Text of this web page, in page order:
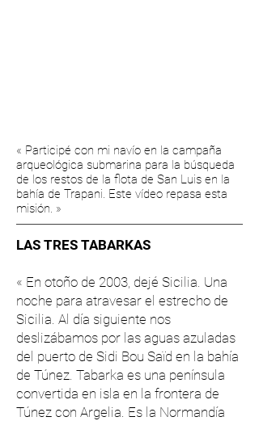
« Participé con mi navío en la campaña
arqueológica submarina para la búsqueda
de los restos de la flota de San Luis en la
bahía de Trapani. Este vídeo repasa esta
misión. »
LAS TRES TABARKAS
« En otoño de 2003, dejé Sicilia. Una
noche para atravesar el estrecho de
Sicilia. Al día siguiente nos
deslizábamos por las aguas azuladas
del puerto de Sidi Bou Saïd en la bahía
de Túnez. Tabarka es una península
convertida en isla en la frontera de
Túnez con Argelia. Es la Normandía